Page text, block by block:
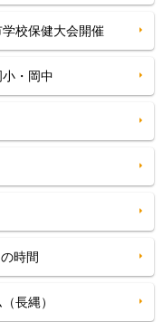
校保健大会開催
・岡中
時間
長縄）